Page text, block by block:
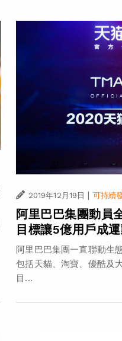
2019年12月19日 | 可持續
阿里巴巴集團動員
目標讓5億用戶成
阿里巴巴集團一直聯動生
包括天貓、淘寶、優酷及
目...